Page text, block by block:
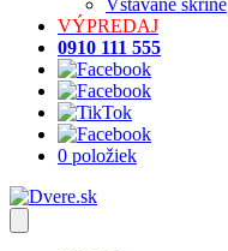
Vstavané skrine
VÝPREDAJ
0910 111 555
0 položiek